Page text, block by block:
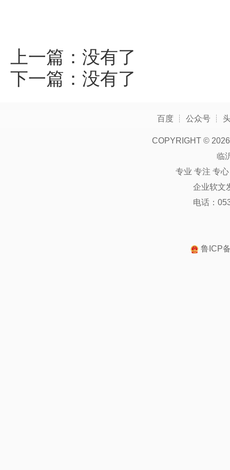
上一篇：没有了
下一篇：没有了
百度 ┊ 公众号 ┊
COPYRIGHT ©
临
专业 专注 专
企业软文
电话：
鲁ICP